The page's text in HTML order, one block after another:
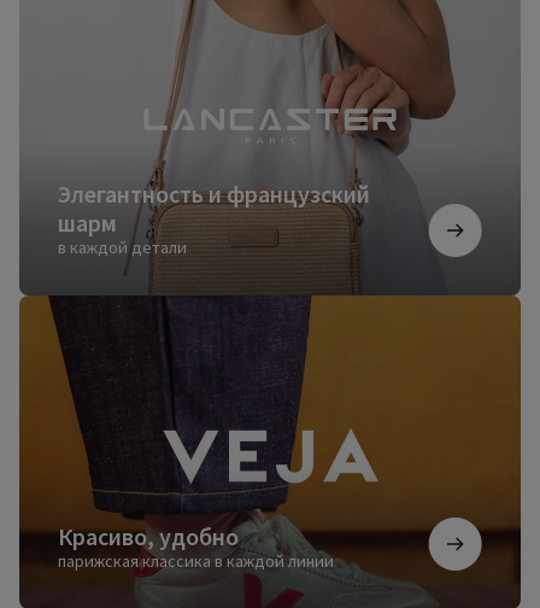
Элегантность и французский
шарм
в каждой детали
Красиво, удобно
парижская классика в каждой линии
Красиво,
удобно